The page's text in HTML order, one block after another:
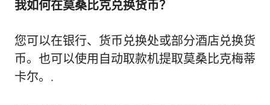
我如何在莫桑比克兑换货币？
您可以在银行、货币兑换处或部分酒店兑换货
币。也可以使用自动取款机提取莫桑比克梅蒂
卡尔。.